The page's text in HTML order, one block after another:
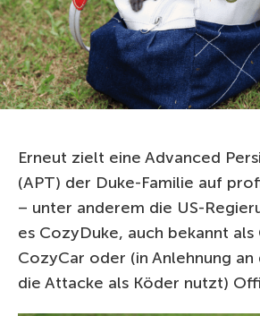
Erneut zielt eine Advanced
(APT) der Duke-Familie auf
– unter anderem die US-
es CozyDuke, auch bekannt als
CozyCar oder (in Anlehnung an
die Attacke als Köder nutzt)